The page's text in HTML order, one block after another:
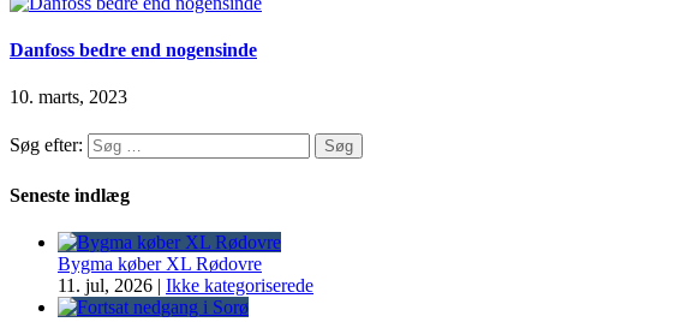
Danfoss bedre end nogensinde
10. marts, 2023
Søg efter:
Seneste indlæg
Bygma køber XL Rødovre
11. jul, 2026 | Ikke kategoriserede